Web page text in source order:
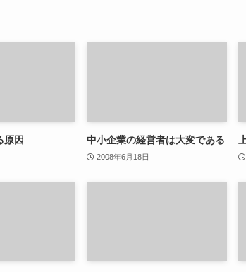
原因 中小企業の経営者は大変である
2008年6月18日